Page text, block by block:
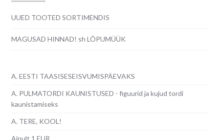
UUED TOOTED SORTIMENDIS
MAGUSAD HINNAD! sh LÕPUMÜÜK
A. EESTI TAASISESEISVUMISPÄEVAKS
A. PULMATORDI KAUNISTUSED - figuurid ja kujud tordi
kaunistamiseks
A. TERE, KOOL!